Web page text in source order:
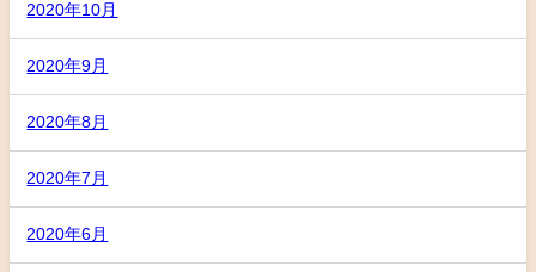
2020年10月
2020年9月
2020年8月
2020年7月
2020年6月